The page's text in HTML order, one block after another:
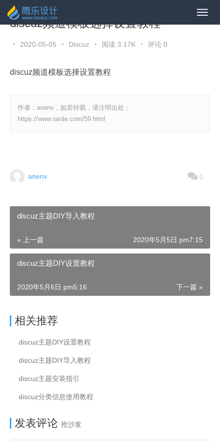
discuz频道模板选择设置教程
• 2020-05-05 • Discuz • 阅读 3.17K • 评论 0
discuz频道模板选择设置教程
作者：anenv，如若转载，请注明出处：
https://www.rainle.com/59.html
anenv 0
discuz主题DIY导入教程
« 上一篇 2020年5月5日 pm7:15
discuz主题DIY设置教程
下一篇 »
2020年5月6日 pm5:16
相关推荐
discuz主题DIY设置教程
discuz主题DIY导入教程
discuz主题安装指引
discuz分类信息使用教程
发表评论 抢沙发